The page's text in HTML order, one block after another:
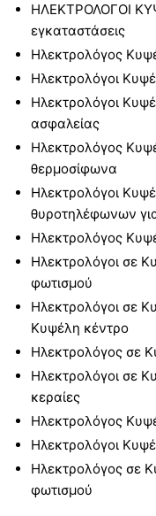
ΗΛΕΚΤΡΟΛΟΓΟΙ
εγκαταστάσεις
Ηλεκτρολόγος
Ηλεκτρολόγοι
Ηλεκτρολόγοι
ασφαλείας
Ηλεκτρολόγος
θερμοσίφωνα
Ηλεκτρολόγοι
θυροτηλέφωνων
Ηλεκτρολόγος
Ηλεκτρολόγοι σε
φωτισμού
Ηλεκτρολόγοι σε
Κυψέλη κέντρο
Ηλεκτρολόγος σε
Ηλεκτρολόγοι σε
κεραίες
Ηλεκτρολόγος
Ηλεκτρολόγοι
Ηλεκτρολόγος σε
φωτισμού